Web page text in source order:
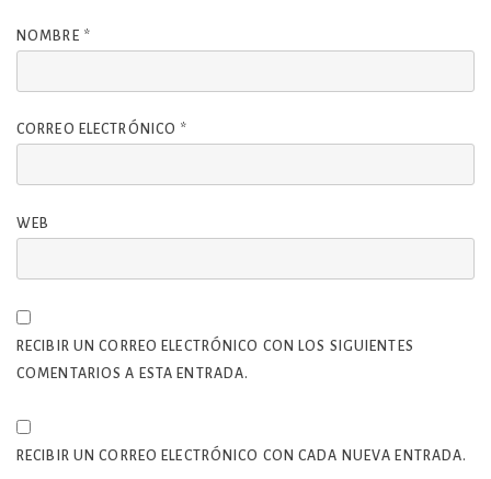
NOMBRE *
CORREO ELECTRÓNICO *
WEB
RECIBIR UN CORREO ELECTRÓNICO CON LOS SIGUIENTES
COMENTARIOS A ESTA ENTRADA.
RECIBIR UN CORREO ELECTRÓNICO CON CADA NUEVA ENTRADA.